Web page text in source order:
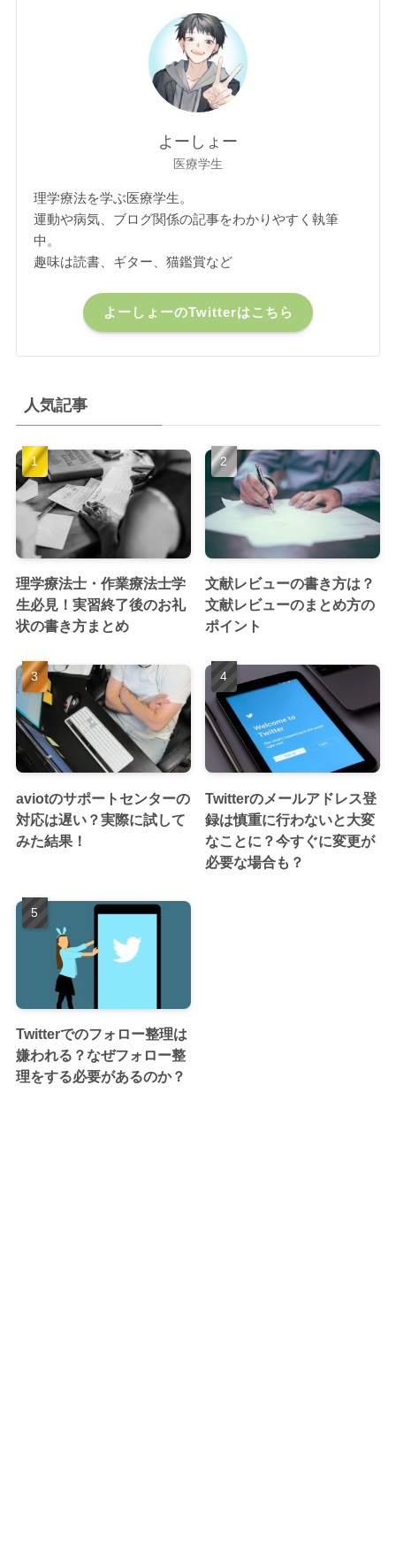
よーしょー
医療学生
理学療法を学ぶ医療学生。
運動や病気、ブログ関係の記事をわかりやすく執筆
中。
趣味は読書、ギター、猫鑑賞など
よーしょーのTwitterはこちら
人気記事
理学療法士・作業療法士学
生必見！実習終了後のお礼
状の書き方まとめ
文献レビューの書き方は？
文献レビューのまとめ方の
ポイント
aviotのサポートセンターの
対応は遅い？実際に試して
みた結果！
Twitterのメールアドレス登
録は慎重に行わないと大変
なことに？今すぐに変更が
必要な場合も？
Twitterでのフォロー整理は
嫌われる？なぜフォロー整
理をする必要があるのか？